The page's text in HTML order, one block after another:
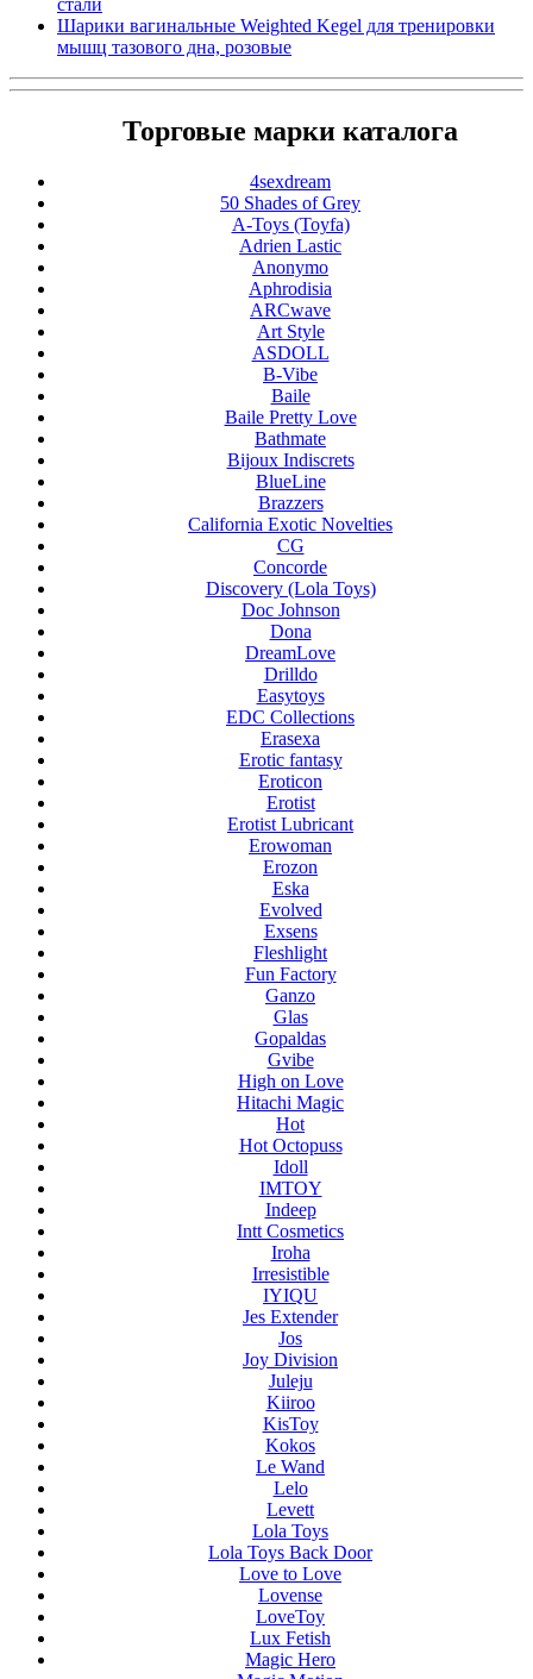
стали
Шарики вагинальные Weighted Kegel для тренировки
мышц тазового дна, розовые
Торговые марки каталога
4sexdream
50 Shades of Grey
A-Toys (Toyfa)
Adrien Lastic
Anonymo
Aphrodisia
ARCwave
Art Style
ASDOLL
B-Vibe
Baile
Baile Pretty Love
Bathmate
Bijoux Indiscrets
BlueLine
Brazzers
California Exotic Novelties
CG
Concorde
Discovery (Lola Toys)
Doc Johnson
Dona
DreamLove
Drilldo
Easytoys
EDC Collections
Erasexa
Erotic fantasy
Eroticon
Erotist
Erotist Lubricant
Erowoman
Erozon
Eska
Evolved
Exsens
Fleshlight
Fun Factory
Ganzo
Glas
Gopaldas
Gvibe
High on Love
Hitachi Magic
Hot
Hot Octopuss
Idoll
IMTOY
Indeep
Intt Cosmetics
Iroha
Irresistible
IYIQU
Jes Extender
Jos
Joy Division
Juleju
Kiiroo
KisToy
Kokos
Le Wand
Lelo
Levett
Lola Toys
Lola Toys Back Door
Love to Love
Lovense
LoveToy
Lux Fetish
Magic Hero